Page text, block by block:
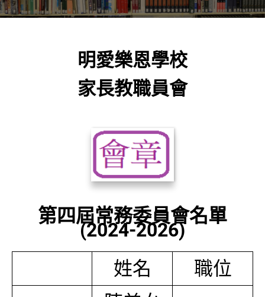
明愛樂恩學校
家長教職員會
第四屆常務委員會名單
(2024-2026)
姓名
職位